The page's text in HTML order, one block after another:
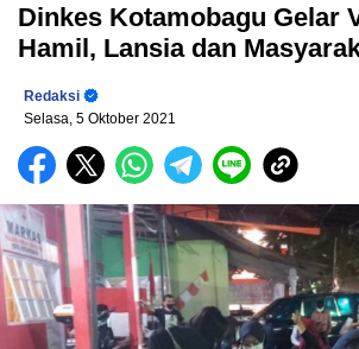
Dinkes Kotamobagu Gelar
Hamil, Lansia dan
Redaksi
Selasa, 5 Oktober 2021